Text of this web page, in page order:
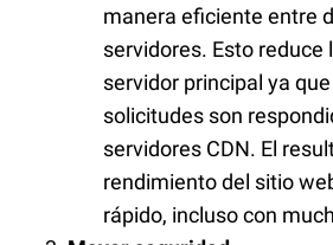
manera eficiente entre
servidores. Esto reduce
servidor principal ya
solicitudes son
servidores CDN. El
rendimiento del sitio
rápido, incluso con